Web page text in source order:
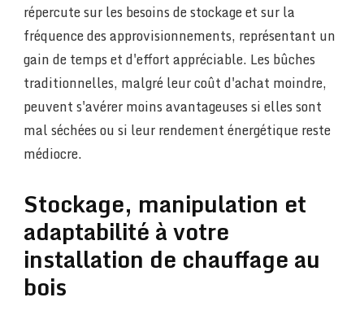
répercute sur les besoins de stockage et sur la
fréquence des approvisionnements, représentant un
gain de temps et d'effort appréciable. Les bûches
traditionnelles, malgré leur coût d'achat moindre,
peuvent s'avérer moins avantageuses si elles sont
mal séchées ou si leur rendement énergétique reste
médiocre.
Stockage, manipulation et
adaptabilité à votre
installation de chauffage au
bois